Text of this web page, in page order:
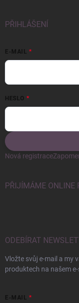
PŘIHLÁŠENÍ
E-MAIL
HESLO
Nová registrace
PŘIJÍMÁME ONLINE
ODEBÍRAT
Vložte svůj e-mail a my
produktech na našem
E-MAIL